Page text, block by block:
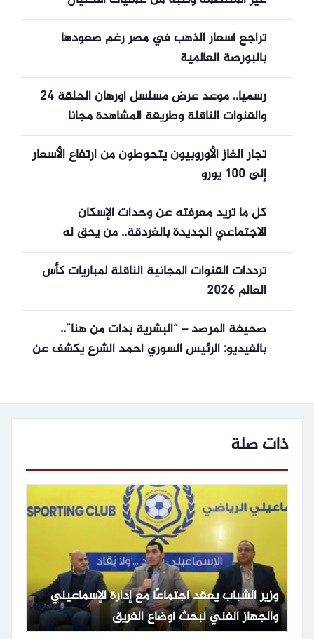
الإلكتروني
تراجع أسعار الذهب في مصر رغم صعودها
بالبورصة العالمية
رسميا.. موعد عرض مسلسل أورهان الحلقة 24
والقنوات الناقلة وطريقة المشاهدة مجانا
تجار الغاز الأوروبيون يتحوطون من ارتفاع الأسعار
إلى 100 يورو
كل ما تريد معرفته عن وحدات الإسكان
الاجتماعي الجديدة بالغردقة.. من يحق له
الحجز؟
ترددات القنوات المجانية الناقلة لمباريات كأس
العالم 2026
صحيفة المرصد – “البشرية بدأت من هنا”..
بالفيديو: الرئيس السوري أحمد الشرع يكشف عن
ذات صلة
وزير الشباب يعقد اجتماعًا مع إدارة الإسماعيلي
والجهاز الفني لبحث أوضاع الفريق